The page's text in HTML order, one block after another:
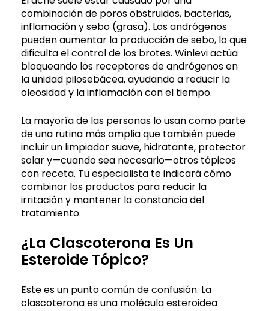
combinación de poros obstruidos, bacterias,
inflamación y sebo (grasa). Los andrógenos
pueden aumentar la producción de sebo, lo que
dificulta el control de los brotes. Winlevi actúa
bloqueando los receptores de andrógenos en
la unidad pilosebácea, ayudando a reducir la
oleosidad y la inflamación con el tiempo.
La mayoría de las personas lo usan como parte
de una rutina más amplia que también puede
incluir un limpiador suave, hidratante, protector
solar y—cuando sea necesario—otros tópicos
con receta. Tu especialista te indicará cómo
combinar los productos para reducir la
irritación y mantener la constancia del
tratamiento.
¿La Clascoterona Es Un
Esteroide Tópico?
Este es un punto común de confusión. La
clascoterona es una molécula esteroidea